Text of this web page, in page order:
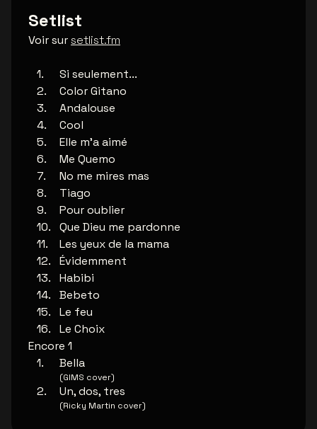
Setlist
Voir sursetlist.fm
Si seulement...
Color Gitano
Andalouse
Cool
Elle m'a aimé
Me Quemo
No me mires mas
Tiago
Pour oublier
Que Dieu me pardonne
Les yeux de la mama
Évidemment
Habibi
Bebeto
Le feu
Le Choix
Encore 1
Bella
(GIMS cover)
Un, dos, tres
(Ricky Martin cover)